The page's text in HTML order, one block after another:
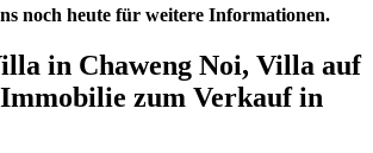
noch heute für weitere Informationen.
in Chaweng Noi, Villa auf
zum Verkauf in